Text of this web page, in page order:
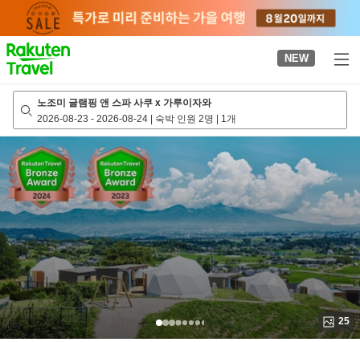
page
NEW
노조미 글램핑 앤 스파 사쿠 x 가루이자와
2026-08-23 - 2026-08-24 | 숙박 인원 2명 | 1개
25